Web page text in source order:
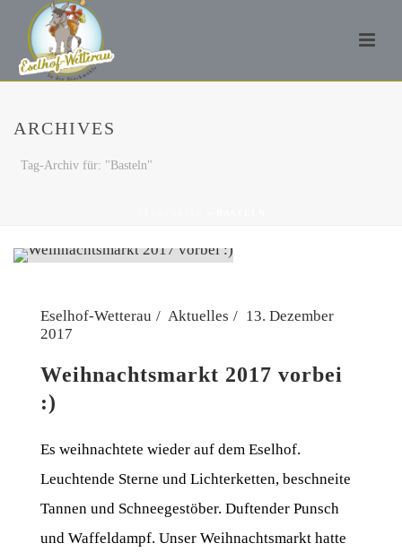
ARCHIVES
Tag-Archiv für: "Basteln"
Eselhof-Wetterau Aktuelles
13. Dezember
2017
Weihnachtsmarkt 2017 vorbei
:)
Es weihnachtete wieder auf dem Eselhof.
Leuchtende Sterne und Lichterketten, beschneite
Tannen und Schneegestöber. Duftender Punsch
und Waffeldampf. Unser Weihnachtsmarkt hatte